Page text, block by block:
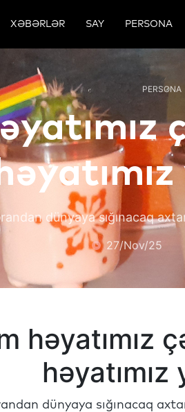
XƏBƏRLƏR SAY PERSONA
PERSONA
dünyaya sığınacaq
27/Nov/25
həyatımız
həyatımız
dünyaya sığınacaq